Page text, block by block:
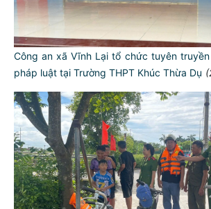
Công an xã Vĩnh Lại tổ chức tuyên
pháp luật tại Trường THPT Khúc Thừa Dụ